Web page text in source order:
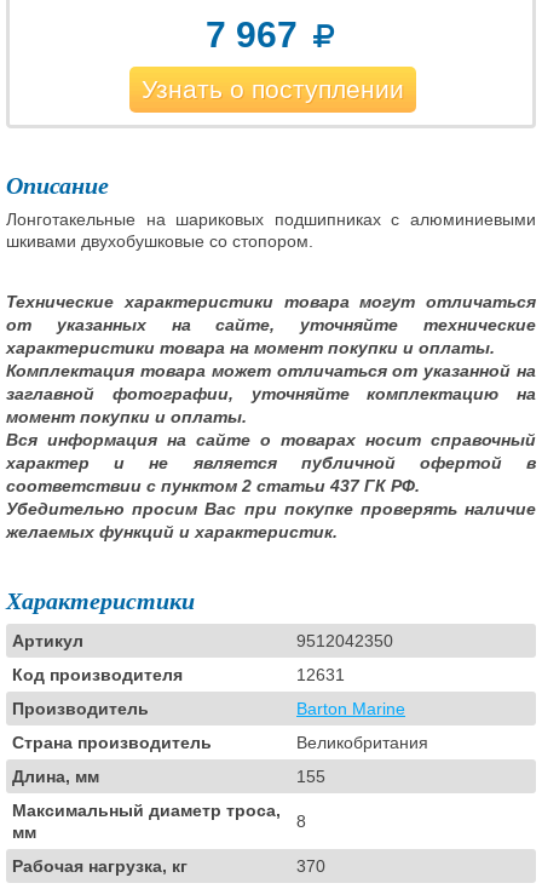
7 967
Узнать о поступлении
Описание
Лонготакельные на шариковых подшипниках с алюминиевыми
шкивами двухобушковые со стопором.
Технические характеристики товара могут отличаться
от указанных на сайте, уточняйте технические
характеристики товара на момент покупки и оплаты.
Комплектация товара может отличаться от указанной на
заглавной фотографии, уточняйте комплектацию на
момент покупки и оплаты.
Вся информация на сайте о товарах носит справочный
характер и не является публичной офертой в
соответствии с пунктом 2 статьи 437 ГК РФ.
Убедительно просим Вас при покупке проверять наличие
желаемых функций и характеристик.
Характеристики
Артикул
9512042350
Код производителя
12631
Производитель
Barton Marine
Страна производитель
Великобритания
Длина, мм
155
Максимальный диаметр троса,
мм
8
Рабочая нагрузка, кг
370